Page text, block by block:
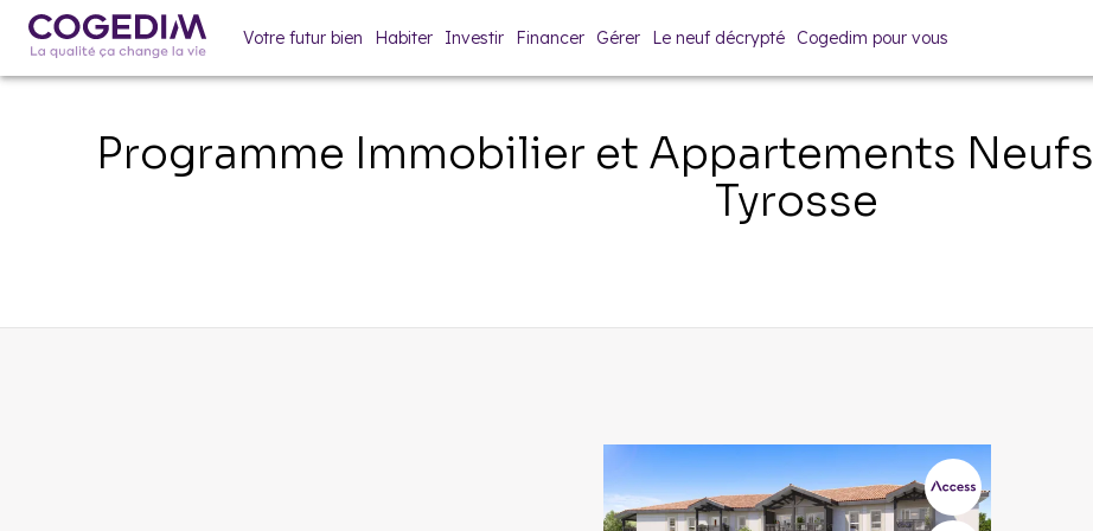
Votre futur bien Habiter Investir Financer Gérer Le neuf décrypté Cogedim pour vous
Programme Immobilier et Appartements Neufs
Tyrosse